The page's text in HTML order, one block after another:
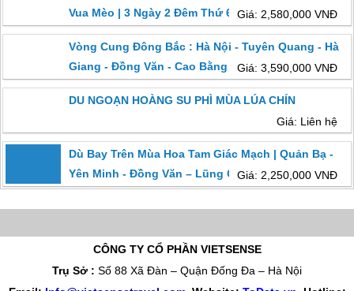
Vua Mèo | 3 Ngày 2 Đêm Thứ 6 Hàng Tuần
Giá: 2,580,000 VNĐ
Vòng Cung Đông Bắc : Hà Nội - Tuyên Quang - Hà
Giang - Đồng Văn - Cao Bằng
Giá: 3,590,000 VNĐ
DU NGOẠN HOÀNG SU PHÌ MÙA LÚA CHÍN
Giá: Liên hệ
Dù Bay Trên Mùa Hoa Tam Giác Mạch | Quản Bạ -
Yên Minh - Đồng Văn – Lũng CúGiá: 2,250,000 VNĐ
CÔNG TY CỔ PHẦN VIETSENSE
Trụ Sở : Số 88 Xã Đàn – Quận Đống Đa – Hà Nội